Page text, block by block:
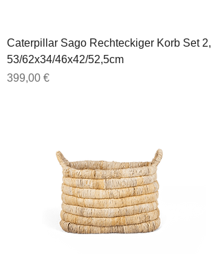
Caterpillar Sago Rechteckiger Korb Set 2,
53/62x34/46x42/52,5cm
Preis
399,00 €